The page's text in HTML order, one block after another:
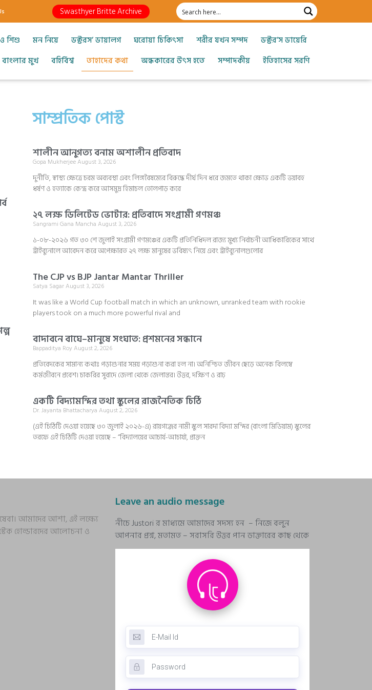
Swasthyer Britte Archive
শিশু মন নিয়ে ডক্টরস’ ডায়ালগ ঘরোয়া চিকিৎসা শরীর যখন সম্পদ
ডক্টর’স ডায়েরি
বাংলার মুখ বহির্বিশ্ব তাহাদের কথা অন্ধকারের উৎস হতে সম্পাদকীয় ইতিহাসের সরণি
সাম্প্রতিক পোস্ট
শালীন আনুগত্য বনাম অশালীন প্রতিবাদ
Gopa MukherjeeAugust 3, 2026
দুর্নীতি, স্বাস্থ্য ক্ষেত্রে চরম অব্যবস্থা এবং লিঙ্গবৈষম্যের বিরুদ্ধে দীর্ঘ দিন ধরে জমতে থাকা ক্ষোভ একটি ভয়াবহ
ধর্ষণ ও হত্যাকে কেন্দ্র করে আসমুদ্র হিমাচল তোলপাড় করে
২৭ লক্ষ ডিলিটেড ভোটার: প্রতিবাদে সংগ্রামী গণমঞ্চ
Sangrami Gana Mancha August 3, 2026
১-০৮-২০২৬ গত ৩০ শে জুলাই সংগ্রামী গণমঞ্চের একটি প্রতিনিধিদল রাজ্য মুখ্য নির্বাচনী আধিকারিকের সাথে
ট্রাইব্যুনালে আবেদন করে অপেক্ষারত ২৭ লক্ষ মানুষের ভবিষ্যৎ নিয়ে এবং ট্রাইব্যুনালগুলোর
The CJP vs BJP Jantar Mantar Thriller
Satya SagarAugust 3, 2026
It was like a World Cup football match in which an unknown, unranked team with rookie
players took on a much more powerful rival and
বাদাবনে বাঘে–মানুষে সংঘাত: প্রশমনের সন্ধানে
Bappaditya RoyAugust 2, 2026
প্রতিবেদকের সামান্য কথাঃ পড়াশুনার সময় পড়াশুনা করা হল না। অনিশ্চিত জীবন ছেড়ে অনেক বিলম্বে
কর্মজীবনে প্রবেশ। চাকরির সুবাদে জেলা থেকে জেলান্তর। উত্তর, দক্ষিণ ও রাঢ়
একটি বিদ্যামন্দির তথা স্কুলের রাজনৈতিক চিঠি
Dr. Jayanta Bhattacharya August 2, 2026
(এই চিঠিটি দেওয়া হয়েছে ৩০ জুলাই ২০২৬-এ) রায়গঞ্জের নামী স্কুল সারদা বিদ্যা মন্দির (বাংলা মিডিয়াম) স্কুলের
তরফে এই চিঠিটি দেওয়া হয়েছে – “বিদ্যালয়ের আচার্য-আচার্যা, প্রাক্তন
আমাদের আশা, এই লক্ষ্যে
স্টেক হোল্ডারদের আলোচনা ও
Leave an audio message
নীচে Justori র মাধ্যমে আমাদের সদস্য হন – নিজে বলুন
আপনার প্রশ্ন, মতামত – সরাসরি উত্তর পান ডাক্তারের কাছ থেকে